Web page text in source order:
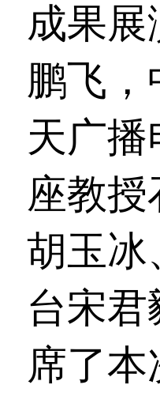
成果
鹏飞
天广
座教授
胡玉冰
台宋
席了本